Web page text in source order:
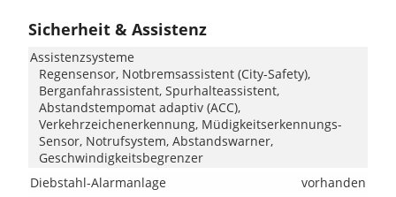
Sicherheit & Assistenz
Assistenzsysteme
Regensensor, Notbremsassistent (City-Safety),
Berganfahrassistent, Spurhalteassistent,
Abstandstempomat adaptiv (ACC),
Verkehrzeichenerkennung, Müdigkeitserkennungs-
Sensor, Notrufsystem, Abstandswarner,
Geschwindigkeitsbegrenzer
Diebstahl-Alarmanlage
vorhanden